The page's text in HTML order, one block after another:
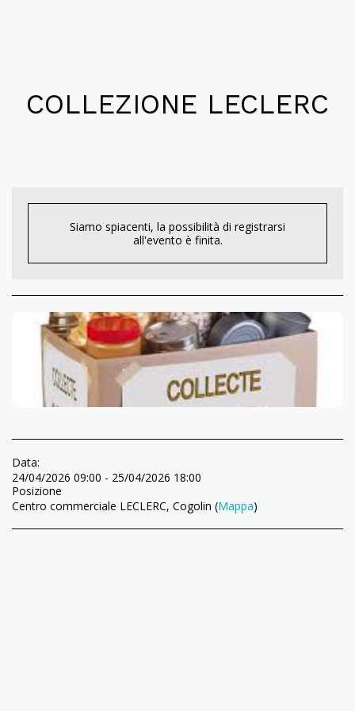
COLLEZIONE LECLERC
Siamo spiacenti, la possibilità di registrarsi
all'evento è finita.
Data:
24/04/2026 09:00 - 25/04/2026 18:00
Posizione
Centro commerciale LECLERC, Cogolin (Mappa)